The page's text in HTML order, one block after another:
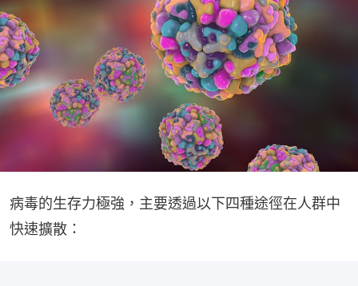
病毒的生存力極強，主要透過以下四種途徑在人群中
快速擴散：